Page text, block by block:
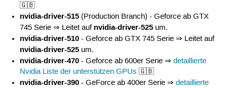
🇬🇧
nvidia-driver-515 (Production Branch) - Geforce ab GTX
745 Serie ⇒ Leitet auf nvidia-driver-525 um.
nvidia-driver-510 - Geforce ab GTX 745 Serie ⇒ Leitet auf
nvidia-driver-525 um.
nvidia-driver-470 - Geforce ab 600er Serie ⇒detaillierte
Nvidia Liste der unterstützen GPUs 🇬🇧
nvidia-driver-390 - GeForce ab 400er Serie ⇒detaillierte